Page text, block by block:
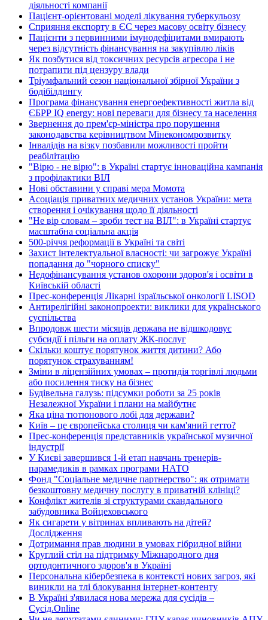
діяльності компанії
Пацієнт-орієнтовані моделі лікування туберкульозу
Сприяння експорту в ЄС через масову освіту бізнесу
Пацієнти з первинними імунодефіцитами вмирають
через відсутність фінансування на закупівлю ліків
Як позбутися від токсичних ресурсів агресора і не
потрапити під цензуру влади
Тріумфальний сезон національної збірної України з
бодібілдингу
Програма фінансування енергоефективності житла від
ЄБРР IQ energy: нові переваги для бізнесу та населення
Звернення до прем'єр-міністра про порушення
законодавства керівництвом Мінекономрозвитку
Інвалідів на візку позбавили можливості пройти
реабілітацію
"Вірю - не вірю": в Україні стартує інноваційна кампанія
з профілактики ВІЛ
Нові обставини у справі мера Момота
Асоціація приватних медичних установ України: мета
створення і очікування щодо її діяльності
"Не вір словам – зроби тест на ВІЛ": в Україні стартує
масштабна соціальна акція
500-річчя реформації в Україні та світі
Захист інтелектуальної власності: чи загрожує Україні
попадання до "чорного списку"
Недофінансування установ охорони здоров'я і освіти в
Київській області
Прес-конференція Лікарні ізраїльської онкології LISOD
Антирелігійні законопроекти: виклики для українського
суспільства
Впродовж шести місяців держава не відшкодовує
субсидії і пільги на оплату ЖК-послуг
Скільки коштує порятунок життя дитини? Або
порятунок страхуванням!
Зміни в ліцензійних умовах – протидія торгівлі людьми
або посилення тиску на бізнес
Будівельна галузь: підсумки роботи за 25 років
Незалежної України і плани на майбутнє
Яка ціна тютюнового лобі для держави?
Київ – це європейська столиця чи кам'яний гетто?
Прес-конференція представників української музичної
індустрії
У Києві завершився 1-й етап навчань тренерів-
парамедиків в рамках програми НАТО
Фонд "Соціальне медичне партнерство": як отримати
безкоштовну медичну послугу в приватній клініці?
Конфлікт жителів зі структурами скандального
забудовника Войцеховського
Як сигарети у вітринах впливають на дітей?
Дослідження
Дотримання прав людини в умовах гібридної війни
Круглий стіл на підтримку Міжнародного дня
ортодонтичного здоров'я в Україні
Персональна кібербезпека в контексті нових загроз, які
виникли на тлі блокування інтернет-контенту
В Україні з'явилася нова мережа для сусідів –
Сусід.Online